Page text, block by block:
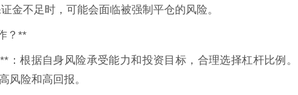
金不足时，可能会面临被强制平仓的风险。
？**
：根据自身风险承受能力和投资目标，合理选择杠杆比例。
风险和高回报。